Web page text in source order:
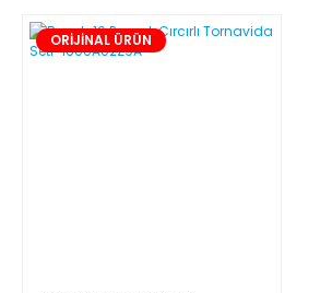
ORİJİNAL ÜRÜN